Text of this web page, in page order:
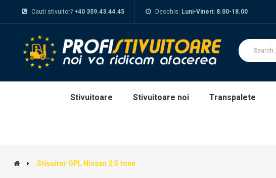
Cauti stivuitor? +40 359.43.44.45 Deschis: Luni-Vineri: 8.00-18.00
Stivuitoare Stivuitoare noi Transpalete
Stivuitor GPL Nissan 2.5 tone